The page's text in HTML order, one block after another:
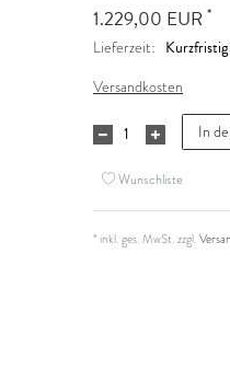
1.229,00 EUR *
Lieferzeit:
Versandkosten
In
Wunschliste
* inkl. ges. MwSt. zzgl.